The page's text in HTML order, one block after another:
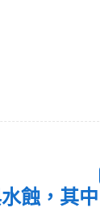
蝕，其中